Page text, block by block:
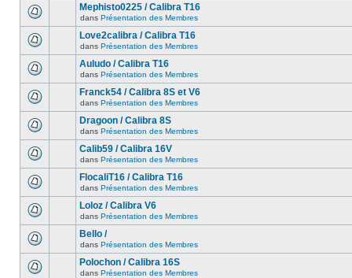
Mephisto0225 / Calibra T16
dans Présentation des Membres
Love2calibra / Calibra T16
dans Présentation des Membres
Auludo / Calibra T16
dans Présentation des Membres
Franck54 / Calibra 8S et V6
dans Présentation des Membres
Dragoon / Calibra 8S
dans Présentation des Membres
Calib59 / Calibra 16V
dans Présentation des Membres
FlocaliT16 / Calibra T16
dans Présentation des Membres
Loloz / Calibra V6
dans Présentation des Membres
Bello /
dans Présentation des Membres
Polochon / Calibra 16S
dans Présentation des Membres